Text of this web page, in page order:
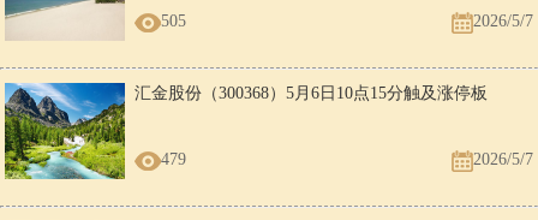
505 2026/5/7
汇金股份（300368）5月6日10点15分触及涨停板
479 2026/5/7